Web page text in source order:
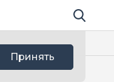
Поиск по
Принять